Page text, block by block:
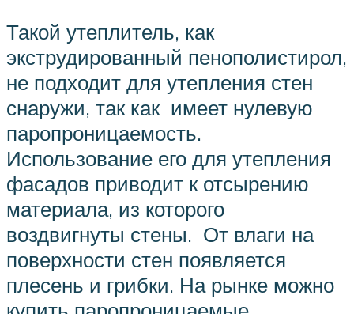
Такой утеплитель, как
экструдированный пенополистирол,
не подходит для утепления стен
снаружи, так как имеет нулевую
паропроницаемость.
Использование его для утепления
фасадов приводит к отсырению
материала, из которого
воздвигнуты стены. От влаги на
поверхности стен появляется
плесень и грибки. На рынке можно